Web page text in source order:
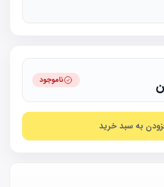
ناموجود
به سبد خرید